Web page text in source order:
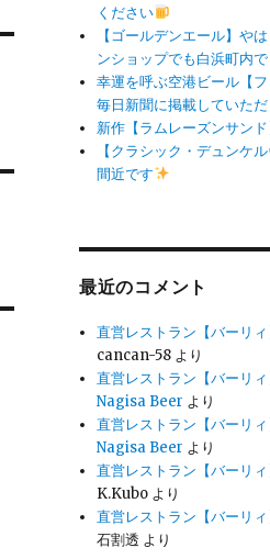
ください
【ゴールデンエール】や
ンショップでも白浜町内
幸運を呼ぶ空港ビール【フ
毎日新聞に掲載していた
新作【ラムレーズンサン
【クラシック・デュンケ
間近です
最近のコメント
直営レストラン【バーリ
cancan-58 より
直営レストラン【バーリ
Nagisa Beer より
直営レストラン【バーリ
Nagisa Beer より
直営レストラン【バーリ
K.Kubo より
直営レストラン【バーリ
石割透 より